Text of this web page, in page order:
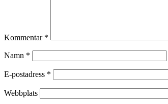
Kommentar *
Namn *
E-postadress *
Webbplats